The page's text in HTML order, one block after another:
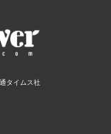
タイムス社